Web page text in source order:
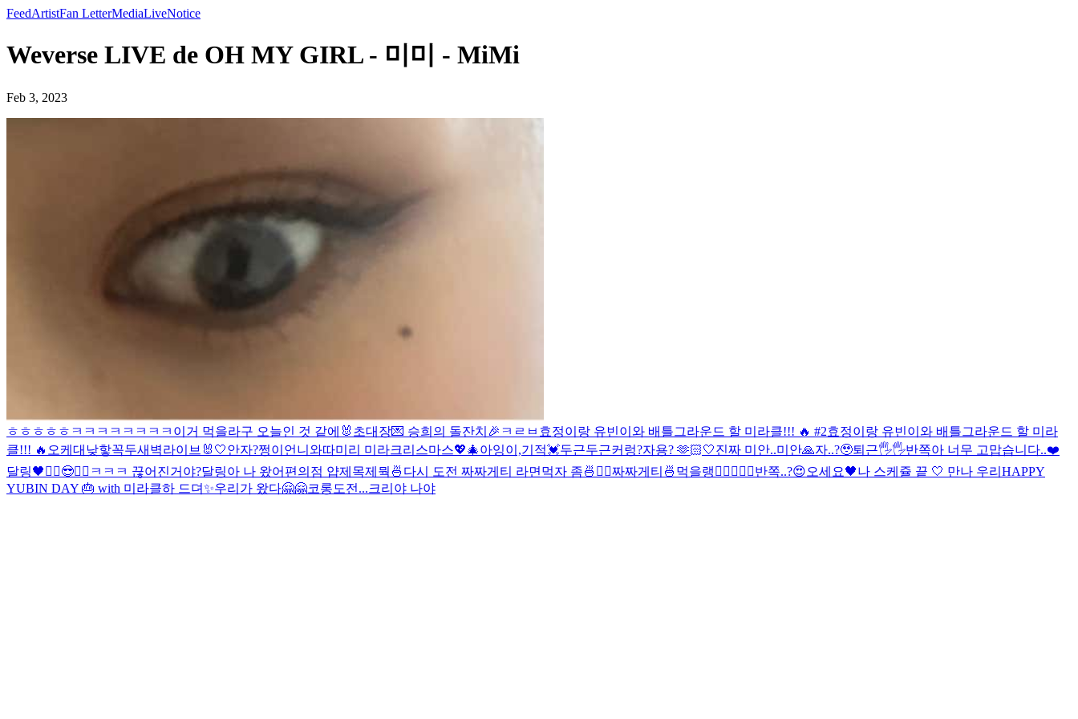
FeedArtistFan LetterMediaLiveNotice
Weverse LIVE de OH MY GIRL - 미미 - MiMi
Feb 3, 2023
ㅎㅎㅎㅎㅎ ㅋㅋㅋㅋㅋㅋㅋㅋ 이거 먹을라구 오늘인 것 같에🐰 초대장💌 승희의 돌잔치🎉 ㅋㄹㅂ 효정이랑 유빈이와 배틀그라운드 할 미라클!!! 🔥 #2효정이랑 유빈이와 배틀그라운드 할 미라
클!!! 🔥 오케 대낮핳꼭두새벽라이브 🐰🤍안자?쩡이언니와따미리 미라크리스마스💖🎄아잉이,기적💓두근두근커렁?자용? 🫶🏻🤍진짜 미안..미안🙏자..?🥹퇴근🖐🖐반쪽아 너무 고맙습니다..❤️
달링🖤 ✌🏻😎✌🏻 ㅋㅋㅋ 끊어진거야?달링아 나 왔어 편의점 얍제목제뭑 🍜 다시 도전 짜짜게티 라면먹자 좀🍜✌🏻짜짜게티🍜먹을랭 ✌🏻 🖤🍒 🖤반쪽..?😍오세요🖤나 스케쥴 끝 🤍 만나 우리 HAPPY
YUBIN DAY 🎂 with 미라클하 드뎌✨우리가 왔다🤗🤗코롱도전...크리야 나야